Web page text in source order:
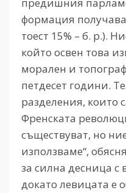
предишния
формация
тоест 15% – б. р.).
който освен това
морален и
петдесет години.
разделения, които
Френската
съществуват, но
използваме“,
за силна десница с
докато левицата е